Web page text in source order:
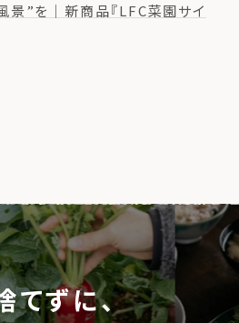
景”を｜新商品『LFC菜園サイ
てずに、